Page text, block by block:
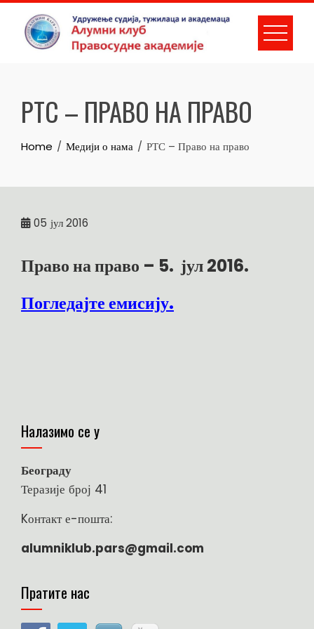
Skip
content
РТС – ПРАВО НА ПРАВО
Home Медији о нама РТС – Право на право
05 јул 2016
Право на право – 5. јул 2016.
Погледајте емисију.
Налазимо се у
Београду
Теразије број 41
Kонтакт е-пошта:
alumniklub.pars@gmail.com
Пратите нас